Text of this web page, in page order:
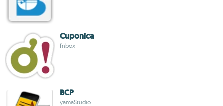
Cuponica
fnbox
BCP
yamaStudio